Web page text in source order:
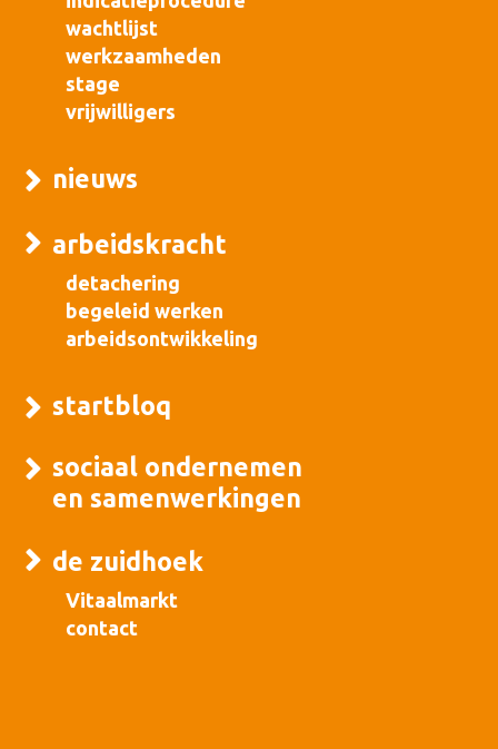
wachtlijst
werkzaamheden
stage
vrijwilligers
nieuws
arbeidskracht
detachering
begeleid werken
arbeidsontwikkeling
startbloq
sociaal ondernemen
en samenwerkingen
de zuidhoek
Vitaalmarkt
contact